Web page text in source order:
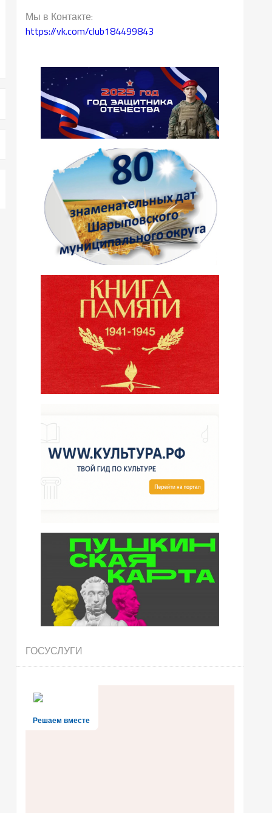
Мы в Контакте:
https://vk.com/club184499843
ГОСУСЛУГИ
Решаем вместе